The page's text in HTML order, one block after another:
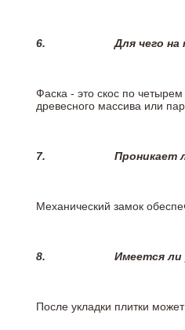
6.Для чего на
Фаска - это скос по
древесного массива или
7. Проникает
Механический замок
8. Имеется ли
После укладки плитки